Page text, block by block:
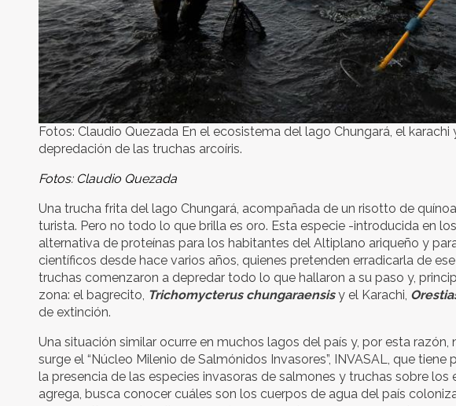
Fotos: Claudio Quezada En el ecosistema del lago Chungará, el
depredación de las truchas arcoíris.
Fotos: Claudio Quezada
Una trucha frita del lago Chungará, acompañada de un risotto de
turista. Pero no todo lo que brilla es oro. Esta especie -introducida en
alternativa de proteínas para los habitantes del Altiplano ariqueño y
científicos desde hace varios años, quienes pretenden erradicarla de
truchas comenzaron a depredar todo lo que hallaron a su paso y,
zona: el bagrecito, Trichomycterus chungaraensisy el Karachi,
de extinción.
Una situación similar ocurre en muchos lagos del país y, por esta
surge el “Núcleo Milenio de Salmónidos Invasores”, INVASAL, que
la presencia de las especies invasoras de salmones y truchas sobre
agrega, busca conocer cuáles son los cuerpos de agua del país